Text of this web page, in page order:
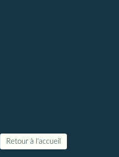
Retour à l'accueil